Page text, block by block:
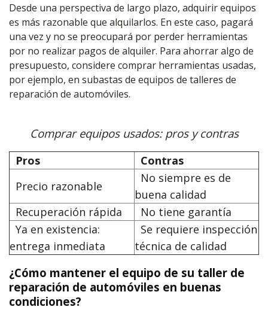
Desde una perspectiva de largo plazo, adquirir equipos
es más razonable que alquilarlos. En este caso, pagará
una vez y no se preocupará por perder herramientas
por no realizar pagos de alquiler. Para ahorrar algo de
presupuesto, considere comprar herramientas usadas,
por ejemplo, en subastas de equipos de talleres de
reparación de automóviles.
Comprar equipos usados: pros y contras
Pros
Contras
Precio razonable
No siempre es de
buena calidad
Recuperación rápida
No tiene garantía
Ya en existencia:
entrega inmediata
Se requiere inspección
técnica de calidad
¿Cómo mantener el equipo de su taller de
reparación de automóviles en buenas
condiciones?